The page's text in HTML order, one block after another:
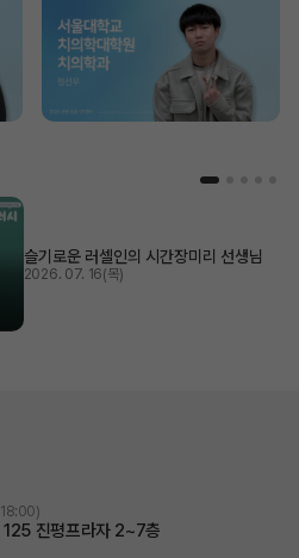
슬기로운 러셀인의 시간장미리 선생님
2026. 07. 16(목)
125 진평프라자 2~7층